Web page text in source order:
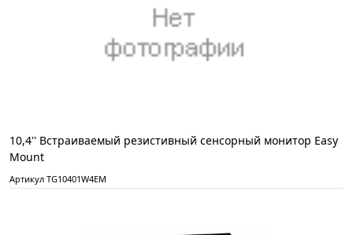
10,4'' Встраиваемый резистивный сенсорный монитор Easy
Mount
Артикул TG10401W4EM